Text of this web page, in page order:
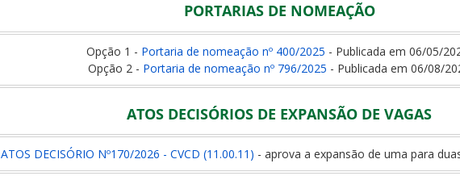
PORTARIAS DE NOMEAÇÃO
Opção 1 - Portaria de nomeação nº 400/2025 - Publicada em 06/05/
Opção 2 - Portaria de nomeação nº 796/2025 - Publicada em 06/08/
ATOS DECISÓRIOS DE EXPANSÃO DE VAGAS
ATOS DECISÓRIO Nº170/2026 - CVCD (11.00.11) - aprova a expansão de uma para